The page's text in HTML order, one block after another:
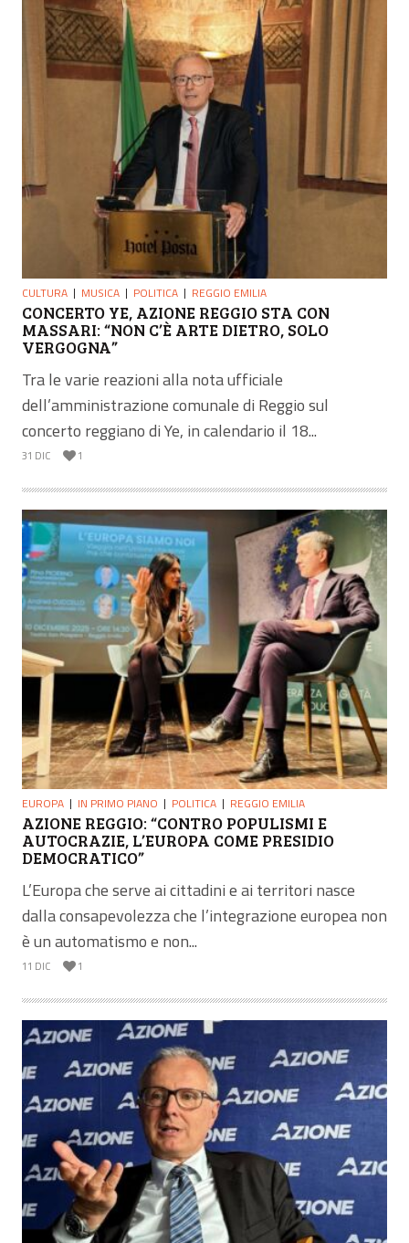
CULTURA MUSICA POLITICA REGGIO EMILIA
CONCERTO YE, AZIONE REGGIO STA CON
MASSARI: “NON C’È ARTE DIETRO, SOLO
VERGOGNA”
Tra le varie reazioni alla nota ufficiale
dell’amministrazione comunale di Reggio sul
concerto reggiano di Ye, in calendario il 18...
31 DIC 1
EUROPA IN PRIMO PIANO POLITICA REGGIO EMILIA
AZIONE REGGIO: “CONTRO POPULISMI E
AUTOCRAZIE, L’EUROPA COME PRESIDIO
DEMOCRATICO”
L’Europa che serve ai cittadini e ai territori nasce
dalla consapevolezza che l’integrazione europea non
è un automatismo e non...
11 DIC 1